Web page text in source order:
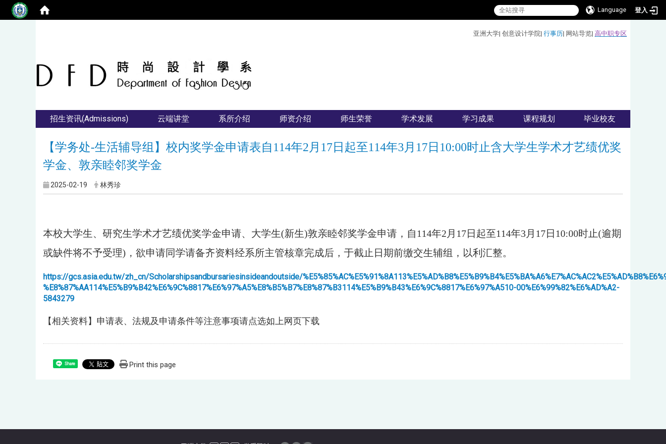
Language 登入
亚洲大学| 创意设计学院| 行事历| 网站导览| 高中职专区
招生资讯(Admissions) 云端讲堂 系所介绍 师资介绍 师生荣誉 学术发展 学习成果 课程规划 毕业校友
【学务处-生活辅导组】校内奖学金申请表自114年2月17日起至114年3月17日10:00时止含大学生学术才艺绩优奖
学金、敦亲睦邻奖学金
2025-02-19 林秀珍
本校大学生、研究生学术才艺绩优奖学金申请、大学生(新生)敦亲睦邻奖学金申请，自114年2月17日起至114年3月17日10:00时止(逾期
或缺件将不予受理)，欲申请同学请备齐资料经系所主管核章完成后，于截止日期前缴交生辅组，以利汇整。
https://gcs.asia.edu.tw/zh_cn/Scholarshipsandbursariesinsideandoutside/
%E8%87%AA114%E5%B9%B42%E6%9C%8817%E6%97%A5%E8%B5%B7%E8%87%B3114%E5%B9%B43%E6%9C%8817%E6%97%A510-00%E6%99%82%E6%AD%A2-
5843279
【相关资料】申请表、法规及申请条件等注意事项请点选如上网页下载
Share Print this page